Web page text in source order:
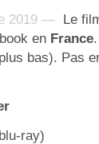
2019 — Le
en France
bas). Pas
ray)